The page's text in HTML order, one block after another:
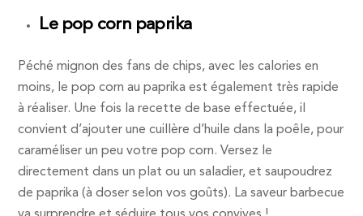
Le pop corn paprika
Péché mignon des fans de chips, avec les calories en
moins, le pop corn au paprika est également très rapide
à réaliser. Une fois la recette de base effectuée, il
convient d’ajouter une cuillère d’huile dans la poêle, pour
caraméliser un peu votre pop corn. Versez le
directement dans un plat ou un saladier, et saupoudrez
de paprika (à doser selon vos goûts). La saveur barbecue